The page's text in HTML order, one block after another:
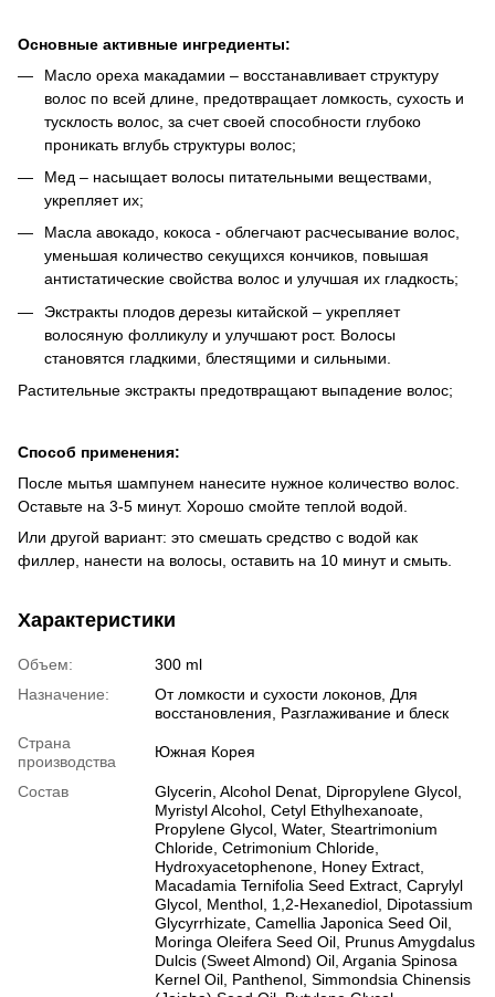
Основные активные ингредиенты:
Масло ореха макадамии – восстанавливает структуру
волос по всей длине, предотвращает ломкость, сухость и
тусклость волос, за счет своей способности глубоко
проникать вглубь структуры волос;
Мед – насыщает волосы питательными веществами,
укрепляет их;
Масла авокадо, кокоса - облегчают расчесывание волос,
уменьшая количество секущихся кончиков, повышая
антистатические свойства волос и улучшая их гладкость;
Экстракты плодов дерезы китайской – укрепляет
волосяную фолликулу и улучшают рост. Волосы
становятся гладкими, блестящими и сильными.
Растительные экстракты предотвращают выпадение волос;
Способ применения:
После мытья шампунем нанесите нужное количество волос.
Оставьте на 3-5 минут. Хорошо смойте теплой водой.
Или другой вариант: это смешать средство с водой как
филлер, нанести на волосы, оставить на 10 минут и смыть.
Характеристики
Объем:
300 ml
Назначение:
От ломкости и сухости локонов, Для
восстановления, Разглаживание и блеск
Страна
производства
Южная Корея
Состав
Glycerin, Alcohol Denat, Dipropylene Glycol,
Myristyl Alcohol, Cetyl Ethylhexanoate,
Propylene Glycol, Water, Steartrimonium
Chloride, Cetrimonium Chloride,
Hydroxyacetophenone, Honey Extract,
Macadamia Ternifolia Seed Extract, Caprylyl
Glycol, Menthol, 1,2-Hexanediol, Dipotassium
Glycyrrhizate, Camellia Japonica Seed Oil,
Moringa Oleifera Seed Oil, Prunus Amygdalus
Dulcis (Sweet Almond) Oil, Argania Spinosa
Kernel Oil, Panthenol, Simmondsia Chinensis